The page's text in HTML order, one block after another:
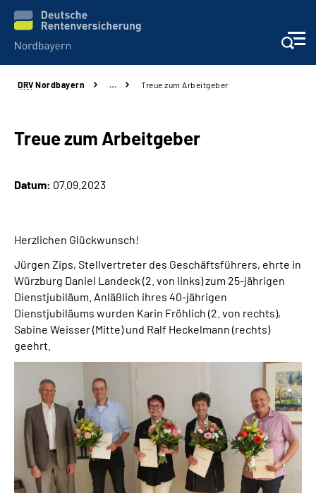
Online-Services
Services
Karriere
Über uns
Inhalte in Gebärdensprache (DGS)
Leichte Sprache
Suche
DRV Nordbayern … Treue zum Arbeitgeber
Treue zum Arbeitgeber
Datum: 07.09.2023
Herzlichen Glückwunsch!
Jürgen Zips, Stellvertreter des Geschäftsführers, ehrte in
Würzburg Daniel Landeck (2. von links) zum 25-jährigen
Dienstjubiläum. Anläßlich ihres 40-jährigen
Dienstjubiläums wurden Karin Fröhlich (2. von rechts),
Sabine Weisser (Mitte) und Ralf Heckelmann (rechts)
geehrt.